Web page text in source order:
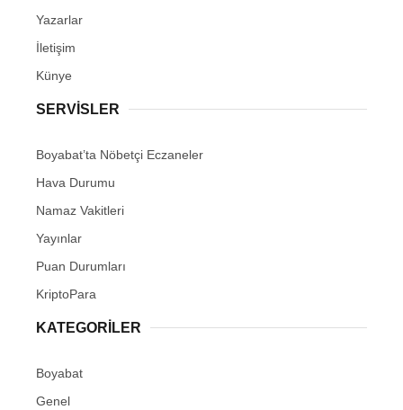
Yazarlar
İletişim
Künye
SERVISLER
Boyabat’ta Nöbetçi Eczaneler
Hava Durumu
Namaz Vakitleri
Yayınlar
Puan Durumları
KriptoPara
KATEGORILER
Boyabat
Genel